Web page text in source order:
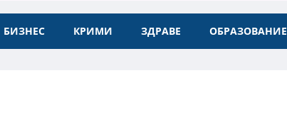
БИЗНЕС КРИМИ ЗДРАВЕ ОБРАЗОВАНИЕ